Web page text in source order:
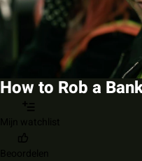
How to Rob a